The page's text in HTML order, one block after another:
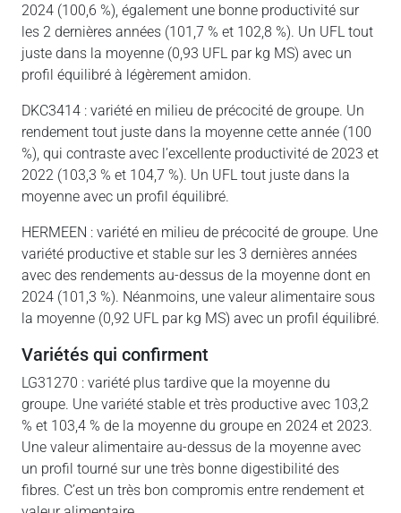
2024 (100,6 %), également une bonne productivité sur
les 2 dernières années (101,7 % et 102,8 %). Un UFL tout
juste dans la moyenne (0,93 UFL par kg MS) avec un
profil équilibré à légèrement amidon.
DKC3414 : variété en milieu de précocité de groupe. Un
rendement tout juste dans la moyenne cette année (100
%), qui contraste avec l’excellente productivité de 2023 et
2022 (103,3 % et 104,7 %). Un UFL tout juste dans la
moyenne avec un profil équilibré.
HERMEEN : variété en milieu de précocité de groupe. Une
variété productive et stable sur les 3 dernières années
avec des rendements au-dessus de la moyenne dont en
2024 (101,3 %). Néanmoins, une valeur alimentaire sous
la moyenne (0,92 UFL par kg MS) avec un profil équilibré.
variétés qui confirment
LG31270 : variété plus tardive que la moyenne du
groupe. Une variété stable et très productive avec 103,2
% et 103,4 % de la moyenne du groupe en 2024 et 2023.
Une valeur alimentaire au-dessus de la moyenne avec
un profil tourné sur une très bonne digestibilité des
fibres. C’est un très bon compromis entre rendement et